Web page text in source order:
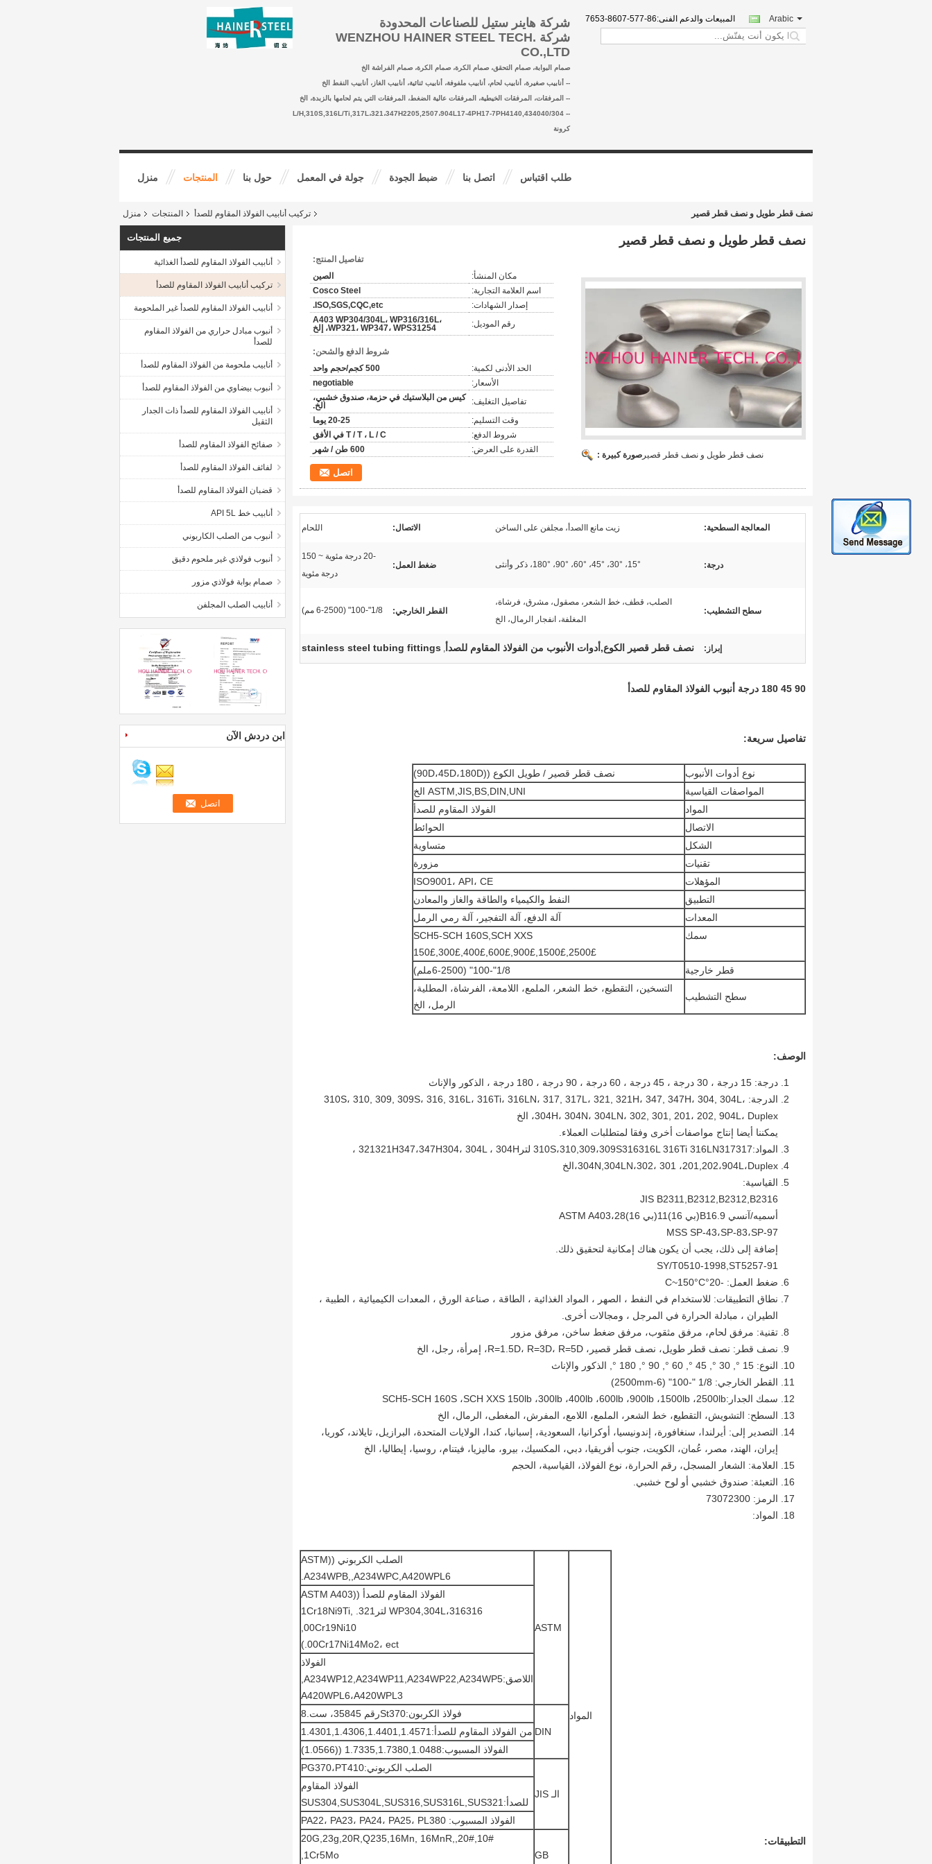
شركة هاينر ستيل للصناعات المحدودة
شركة WENZHOU HAINER STEEL TECH.
CO.,LTD
صمام البوابة، صمام التحقق، صمام الكرة، صمام الكرة، صمام الفراشة الخ
-- أنابيب صغيرة، أنابيب لحام، أنابيب ملفوفة، أنابيب ثنائية، أنابيب الغاز، أنابيب النفط الخ
-- المرفقات، المرفقات الخيطية، المرفقات عالية الضغط، المرفقات التي يتم لحامها بالزبدة، الخ
-- 304/L/H,310S,316L/Ti,317L،321،347H2205,2507،904L17-4PH17-7PH4140,434040
كرونة
المبيعات والدعم الفنى:86-577-8607-7653 Arabic
search
منزل المنتجات حول بنا جولة في المعمل ضبط الجودة اتصل بنا طلب اقتباس
منزل المنتجات تركيب أنابيب الفولاذ المقاوم للصدأ نصف قطر طويل و نصف قطر قصير
جميع المنتجات
أنابيب الفولاذ المقاوم للصدأ الغذائية
تركيب أنابيب الفولاذ المقاوم للصدأ
أنابيب الفولاذ المقاوم للصدأ غير الملحومة
أنبوب مبادل حراري من الفولاذ المقاوم
للصدأ
أنابيب ملحومة من الفولاذ المقاوم للصدأ
أنبوب بيضاوي من الفولاذ المقاوم للصدأ
أنابيب الفولاذ المقاوم للصدأ ذات الجدار
الثقيل
صفائح الفولاذ المقاوم للصدأ
لفائف الفولاذ المقاوم للصدأ
قضبان الفولاذ المقاوم للصدأ
أنابيب خط API 5L
أنبوب من الصلب الكاربوني
أنبوب فولاذي غير ملحوم دقيق
صمام بوابة فولاذي مزور
أنابيب الصلب المجلفن
ابن دردش الآن
نصف قطر طويل و نصف قطر قصير
صورة كبيرة : نصف قطر طويل و نصف قطر قصير
تفاصيل المنتج:
مكان المنشأ:
الصين
اسم العلامة التجارية:
Cosco Steel
إصدار الشهادات:
ISO,SGS,CQC,etc.
رقم الموديل:
A403 WP304/304L، WP316/316L،
WP321، WP347، WPS31254، إلخ
شروط الدفع والشحن:
الحد الأدنى لكمية:
500 كجم/حجم واحد
الأسعار:
negotiable
تفاصيل التغليف:
كيس من البلاستيك في حزمة، صندوق خشبي،
الخ.
وقت التسليم:
20-25 يوما
شروط الدفع:
T / T ، L / C في الأفق
القدرة على العرض:
600 طن / شهر
اتصل
المعالجة السطحية: زيت مانع االصدأ، مجلفن على الساخن الاتصال: اللحام
درجة: 15°، 30°، 45°، 60°، 90°، 180°، ذكر وأنثى ضغط العمل:
-20 درجة مئوية ~ 150
درجة مئوية
سطح التشطيب:
الصلب، قطف، خط الشعر، مصقول، مشرق، فرشاة،
المغلفة، انفجار الرمال، الخ
القطر الخارجي: 1/8"-100" (6-2500 مم)
إبراز: نصف قطر قصير الكوع,أدوات الأنبوب من الفولاذ المقاوم للصدأ ,
stainless steel tubing fittings
90 45 180 درجة أنبوب الفولاذ المقاوم للصدأ
تفاصيل سريعة:
نوع أدوات الأنبوب
نصف قطر قصير / طويل الكوع ((90D،45D،180D)
المواصفات القياسية
ASTM,JIS,BS,DIN,UNI الخ
المواد
الفولاذ المقاوم للصدأ
الاتصال
الحوائط
الشكل
متساوية
تقنيات
مزورة
المؤهلات
ISO9001، API، CE
التطبيق
النفط والكيمياء والطاقة والغاز والمعادن
المعدات
آلة الدفع، آلة التفجير، آلة رمي الرمل
سمك
SCH5-SCH 160S,SCH XXS
150£,300£,400£,600£,900£,1500£,2500£
قطر خارجية
1/8"-100" (6-2500ملم)
سطح التشطيب
التسخين، التقطيع، خط الشعر، الملمع، اللامعة، الفرشاة، المطلية،
الرمل، الخ
الوصف:
درجة: 15 درجة ، 30 درجة ، 45 درجة ، 60 درجة ، 90 درجة ، 180 درجة ، الذكور والإناث
الدرجة: 310S، 310, 309, 309S، 316, 316L، 316Ti، 316LN، 317, 317L، 321, 321H، 347, 347H، 304, 304L،
304H، 304N، 304LN، 302, 301, 201، 202, 904L، Duplex، الخ
يمكننا أيضا إنتاج مواصفات أخرى وفقا لمتطلبات العملاء.
المواد:310S،310,309،309S316316L 316Ti 316LN317317 لتر321321H347،347H304، 304L ، 304H ،
304N,304LN،302، 301 ،201,202،904L،Duplex،الخ
القياسية:
JIS B2311,B2312,B2312,B2316
أسميه/آنسي B16.9(بي 16)11(بي 16)28،ASTM A403
MSS SP-43،SP-83،SP-97
إضافة إلى ذلك، يجب أن يكون هناك إمكانية لتحقيق ذلك.
SY/T0510-1998,ST5257-91
ضغط العمل: -20°C~150°C
نطاق التطبيقات: للاستخدام في النفط ، الصهر ، المواد الغذائية ، الطاقة ، صناعة الورق ، المعدات الكيميائية ، الطبية ،
الطيران ، مبادلة الحرارة في المرجل ، ومجالات أخرى.
تقنية: مرفق لحام، مرفق مثقوب، مرفق ضغط ساخن، مرفق مزور
نصف قطر: نصف قطر طويل، نصف قطر قصير، R=1.5D، R=3D، R=5D، إمرأة، رجل، الخ
النوع: 15 °, 30 °, 45 °, 60 °, 90 °, 180 °, الذكور والإناث
القطر الخارجي: 1/8 "-100" (6-2500mm)
سمك الجدار:SCH5-SCH 160S ،SCH XXS 150lb ،300lb ،400lb ،600lb ،900lb ،1500lb ،2500lb
السطح: التشويش، التقطيع، خط الشعر، الملمع، اللامع، المفرش، المغطى، الرمال، الخ
التصدير إلى: أيرلندا، سنغافورة، إندونيسيا، أوكرانيا، السعودية، إسبانيا، كندا، الولايات المتحدة، البرازيل، تايلاند، كوريا،
إيران، الهند، مصر، عُمان، الكويت، جنوب أفريقيا، دبي، المكسيك، بيرو، ماليزيا، فيتنام، روسيا، إيطاليا، الخ
العلامة: الشعار المسجل، رقم الحرارة، نوع الفولاذ، القياسية، الحجم
التعبئة: صندوق خشبي أو لوح خشبي.
الرمز: 73072300
المواد:
المواد
ASTM
الصلب الكربوني ((ASTM
A234WPB,,A234WPC,A420WPL6.
الفولاذ المقاوم للصدأ ((ASTM A403
WP304,304L،316316 لتر321. 1Cr18Ni9Ti,
00Cr19Ni10,
00Cr17Ni14Mo2، ect.)
الفولاذ
اللاصق:A234WP12,A234WP11,A234WP22,A234WP5,
A420WPL6،A420WPL3
DIN
فولاذ الكربون:St370رقم 35845، ست.8
من الفولاذ المقاوم للصدأ:1.4301,1.4306,1.4401,1.4571
الفولاذ المسبوب:1.7335,1.7380,1.0488 ((1.0566)
الـ JIS
الصلب الكربوني:PG370،PT410
الفولاذ المقاوم
للصدأ:SUS304,SUS304L,SUS316,SUS316L,SUS321
الفولاذ المسبوب: PA22، PA23، PA24، PA25، PL380
GB
10#,20#,20G,23g,20R,Q235,16Mn, 16MnR,
1Cr5Mo,
التطبيقات: